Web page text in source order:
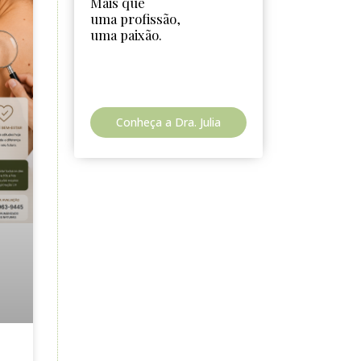
uma profissão,
uma paixão.
Conheça a Dra. Julia